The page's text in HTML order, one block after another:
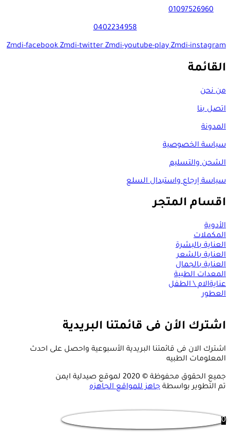
01097526960
0402234958
Zmdi-facebook Zmdi-twitter Zmdi-youtube-play Zmdi-instagram
القائمة
من نحن
اتصل بنا
المدونة
سياسة الخصوصية
الشحن والتسليم
سياسة إرجاع واستبدال السلع
اقسام المتجر
الأدوية
المكملات
العناية بالبشرة
العناية بالشعر
العناية بالجمال
المعدات الطبية
عنايةالام \ الطفل
العطور
اشترك الأن فى قائمتنا البريدية
اشترك الان فى قائمتنا البريدية الأسبوعية واحصل على احدث
المعلومات الطبيه
جميع الحقوق محفوظة © 2020 لموقع صيدلية ايمن
تم التطوير بواسطة جاهز للمواقع الجاهزه
0